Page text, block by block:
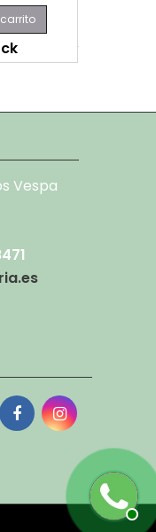
Vespa